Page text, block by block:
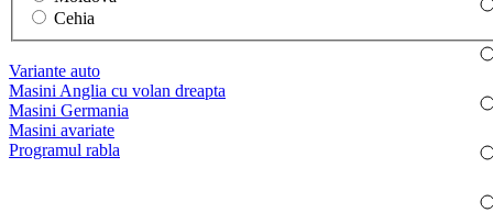
Cehia
Variante auto
Masini Anglia cu volan dreapta
Masini Germania
Masini avariate
Programul rabla